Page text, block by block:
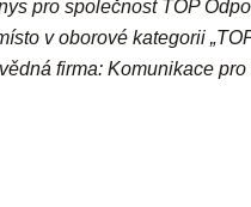
pro společnost TOP
v oborové kategorii
firma: Komunikace pro